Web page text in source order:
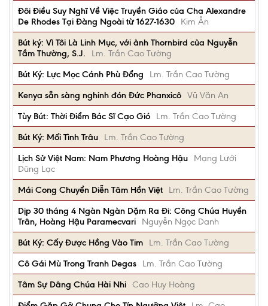
Đôi Điều Suy Nghĩ Về Việc Truyền Giáo của Cha Alexandre
De Rhodes Tại Đàng Ngoài từ 1627-1630
Kim Ân
Bút ký: Vì Tôi Là Linh Mục, với ảnh Thornbird của Nguyễn
Tầm Thường, S.J.
Lm. Trần Cao Tường
Bút Ký: Lực Mọc Cánh Phù Đổng
Lm. Trần Cao Tường
Kenya sẵn sàng nghinh đón Đức Phanxicô Vũ Văn An
Tùy Bút: Thời Điểm Bác Sĩ Cạo Gió
Lm. Trần Cao Tường
Bút Ký: Mối Tình Trâu
Lm. Trần Cao Tường
Lịch Sử Việt Nam: Nam Phương Hoàng Hậu
Mạng Lưới
Dũng Lạc
Mái Cong Chuyển Diễn Tâm Hồn Việt
Lm. Trần Cao Tường
Dịp 30 tháng 4 Ngàn Ngàn Dặm Ra Đi: Công Chúa Huyền
Trân, Hoàng Hậu Paramecvari
Nguyễn Ngọc Danh
Bút Ký: Cấy Được Hồng Vào Tim
Lm. Trần Cao Tường
Cô Gái Mù Trong Tranh Degas
Lm. Trần Cao Tường
Tâm Sự Dâng Chúa Hài Nhi Cao Huy Hoàng